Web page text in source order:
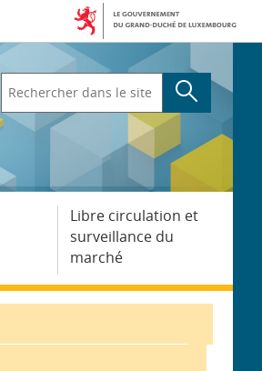
dans
le
Libre circulation et
surveillance du
marché